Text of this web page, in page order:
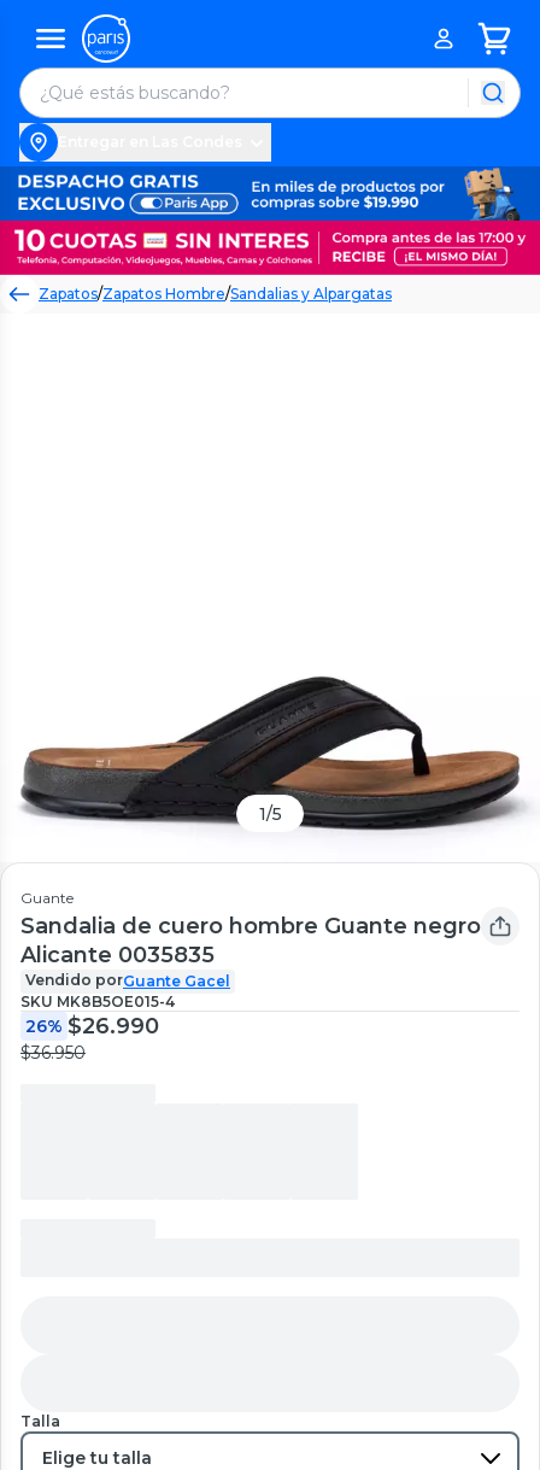
Zapatos/Zapatos Hombre/Sandalias y Alpargatas
1/5
Guante
Sandalia de cuero hombre Guante negro
Alicante 0035835
Vendido porGuante Gacel
SKU MK8B5OE015-4
26% $26.990
$36.950
Talla